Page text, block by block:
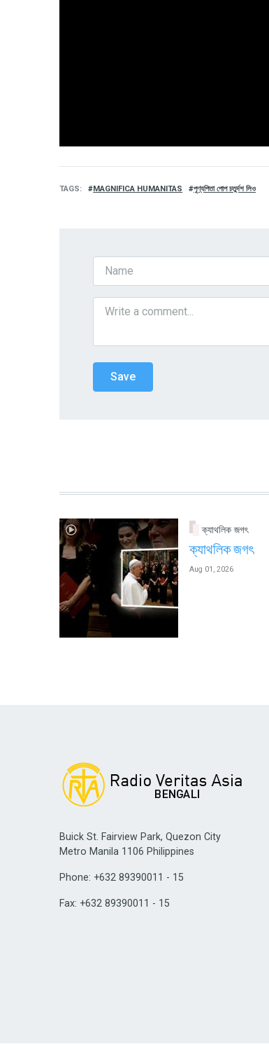
TAGS MAGNIFICA HUMANITAS পুণ্যপিতা পোপ চতুর্দশ লিও
ক্যাথলিক জগৎ
ক্যাথলিক জগৎ
Aug 01, 2026
Buick St. Fairview Park, Quezon City
Metro Manila 1106 Philippines
Phone: +632 89390011 - 15
Fax: +632 89390011 - 15